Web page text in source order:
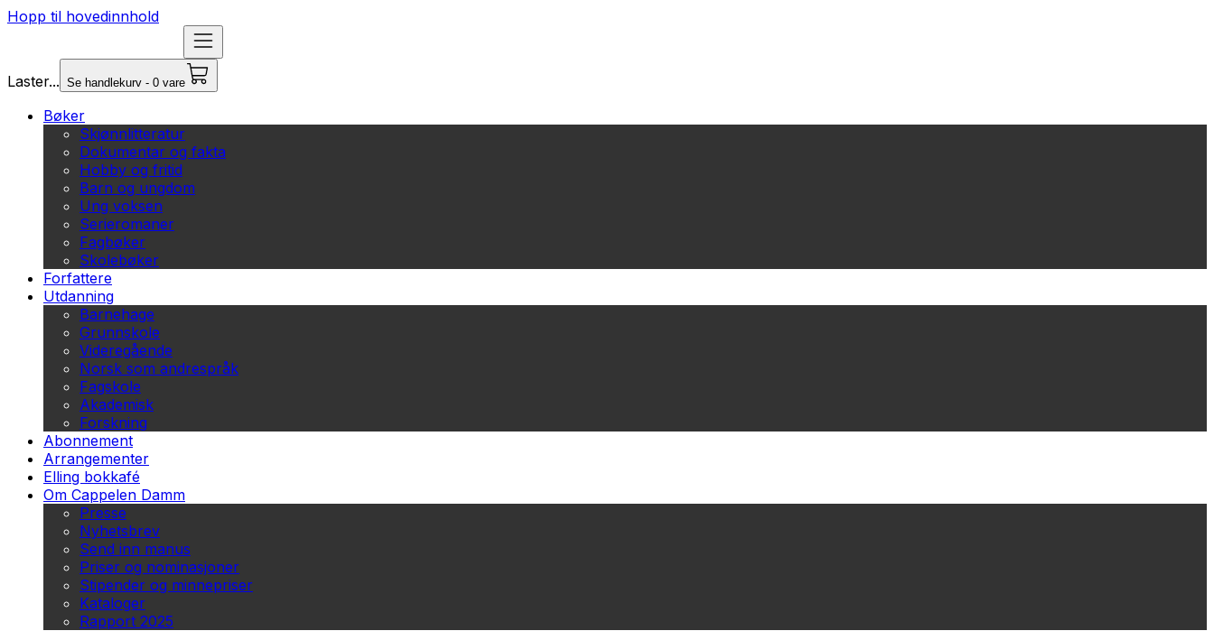
Hopp til hovedinnhold
Laster... Se handlekurv - 0 vare
Bøker
Skjønnlitteratur
Dokumentar og fakta
Hobby og fritid
Barn og ungdom
Ung voksen
Serieromaner
Fagbøker
Skolebøker
Forfattere
Utdanning
Barnehage
Grunnskole
Videregående
Norsk som andrespråk
Fagskole
Akademisk
Forskning
Abonnement
Arrangementer
Elling bokkafé
Om Cappelen Damm
Presse
Nyhetsbrev
Send inn manus
Priser og nominasjoner
Stipender og minnepriser
Kataloger
Rapport 2025